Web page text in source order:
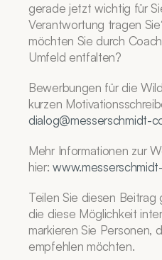
gerade jetzt wichtig für
Verantwortung tragen
möchten Sie durch
Umfeld entfalten?
Bewerbungen für die
dialog@messerschmidt-
Mehr Informationen zur
hier:
Teilen Sie diesen
die diese Möglichkeit
markieren Sie Personen,
empfehlen möchten.